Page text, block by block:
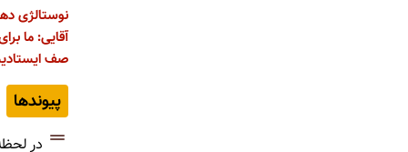
نوستالژی
آقایی: ما
صف
پیوندها
در